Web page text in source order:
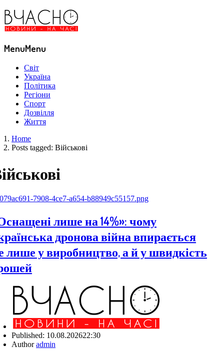
MenuMenu
Світ
Україна
Політика
Регіони
Спорт
Дозвілля
Життя
Home
Posts tagged: Військові
лише на 14%»: чому
дронова війна впирається
лише у виробництво, а й у швидкість
Published: 10.08.202622:30
Authoradmin